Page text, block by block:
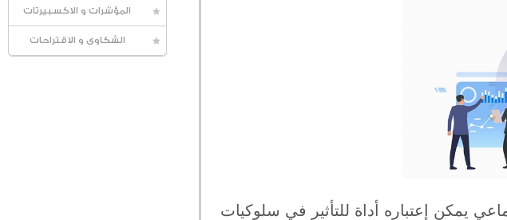
المؤشرات و الاكسبيرتات
الشكاوى و الاقتراحات
يمكن إعتباره أداة للتأثير في سلوكيات